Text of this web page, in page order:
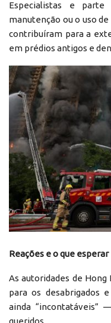
Especialistas e
manutenção ou o uso
contribuíram para a
em prédios antigos e
Reações e o que
As autoridades de
para os desabrigados
ainda “incontatáveis”
queridos.